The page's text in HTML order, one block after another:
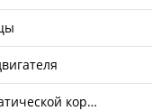
кор…